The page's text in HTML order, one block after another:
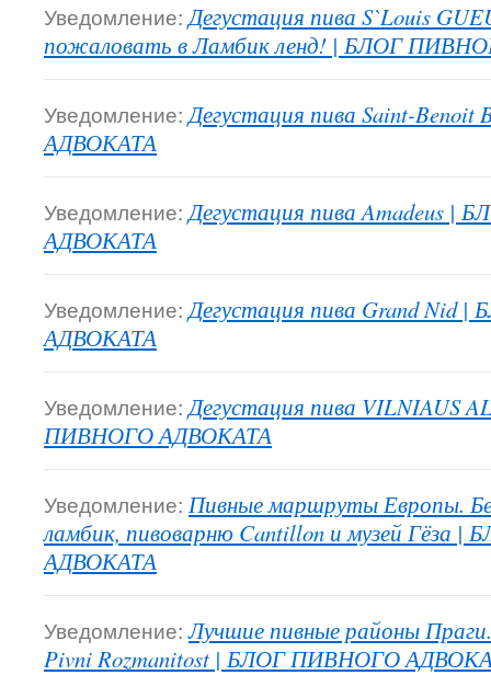
Уведомление: Дегустация пива S`Louis
пожаловать в Ламбик ленд! | БЛОГ
Уведомление: Дегустация пива Saint-
АДВОКАТА
Уведомление: Дегустация пива Amadeus
АДВОКАТА
Уведомление: Дегустация пива Grand
АДВОКАТА
Уведомление: Дегустация пива VILNIAUS
ПИВНОГО АДВОКАТА
Уведомление: Пивные маршруты Европы.
ламбик, пивоварню Cantillon и музей Гёза
АДВОКАТА
Уведомление:Лучшие пивные районы
Pivni Rozmanitost | БЛОГ ПИВНОГО